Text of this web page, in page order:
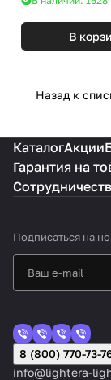
В
Назад к
КаталогАкции
Гарантия на
Подписаться на
8 (800) 770-73-
info@lightera-